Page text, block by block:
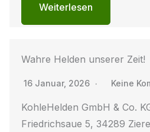
Weiterlesen
Wahre Helden unserer Zeit!
16 Januar, 2026 Keine
KohleHelden GmbH & Co.
Friedrichsaue 5, 34289